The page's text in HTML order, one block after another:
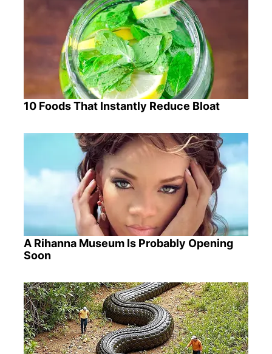
10 Foods That Instantly Reduce Bloat
A Rihanna Museum Is Probably Opening
Soon